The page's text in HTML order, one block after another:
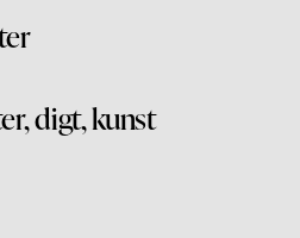
digt, kunst